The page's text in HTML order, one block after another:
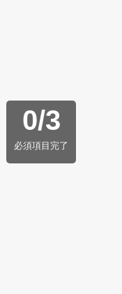
0/3
必須項目完了